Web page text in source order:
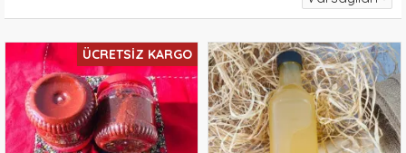
ÜCRETSIZ KARGO